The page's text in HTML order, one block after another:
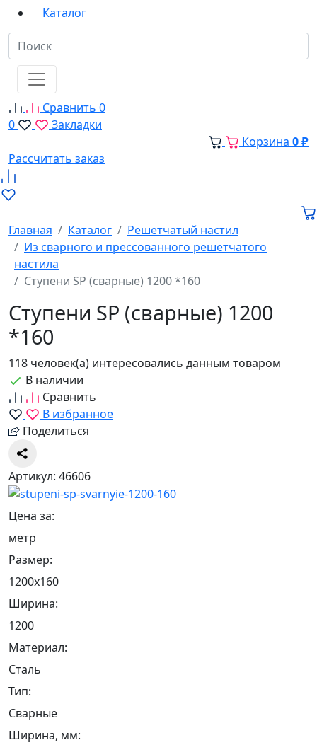
Каталог
Сравнить 0
0
Закладки
Корзина 0 ₽
Рассчитать заказ
Главная Каталог
Решетчатый настил
Из сварного и прессованного решетчатого
настила
Ступени SP (сварные) 1200 *160
Ступени SP (сварные) 1200
*160
118 человек(а) интересовались данным товаром
В наличии
Сравнить
В избранное
Поделиться
Артикул: 46606
Цена за:
метр
Размер:
1200х160
Ширина:
1200
Материал:
Сталь
Тип:
Сварные
Ширина, мм: